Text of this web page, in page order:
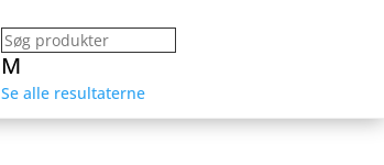
M
Se alle resultaterne